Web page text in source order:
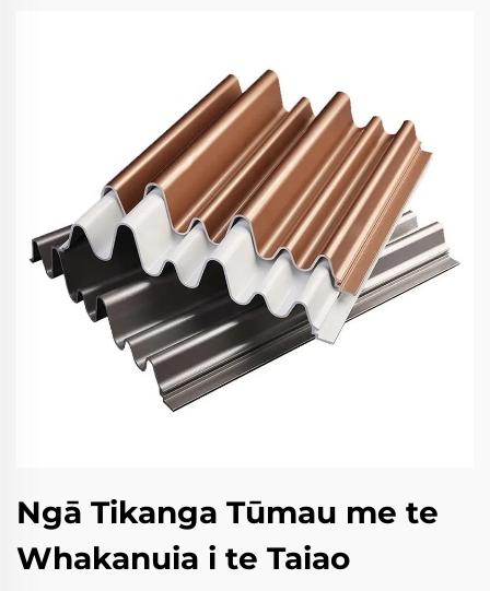
Ngā Tikanga Tūmau me te
Whakanuia i te Taiao